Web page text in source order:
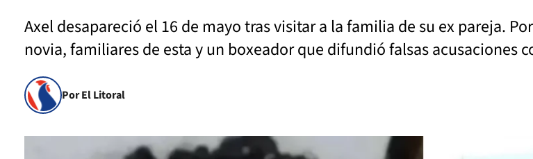
Axel desapareció el 16 de mayo tras visitar a la familia de su ex pareja.
novia, familiares de esta y un boxeador que difundió falsas acusaciones
Por El Litoral